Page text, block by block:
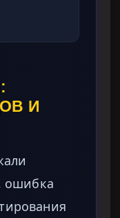
И
ошибка